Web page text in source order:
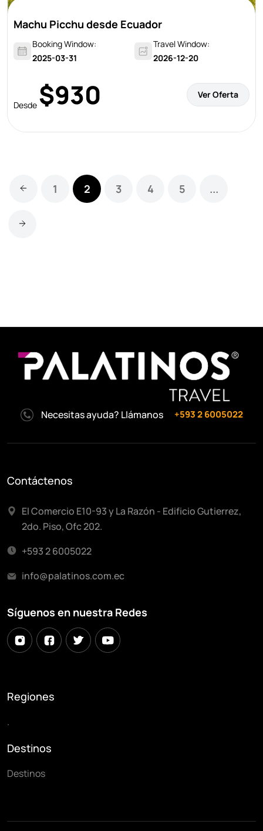
Machu Picchu desde Ecuador
Booking Window:
2025-03-31
Travel Window:
2026-12-20
Desde $930 Ver Oferta
1 2 3 4 5 ...
Necesitas ayuda? Llámanos +593 2 6005022
Contáctenos
El Comercio E10-93 y La Razón - Edificio Gutierrez,
2do. Piso, Ofc 202.
+593 2 6005022
info@palatinos.com.ec
Síguenos en nuestra Redes
Regiones
.
Destinos
Destinos